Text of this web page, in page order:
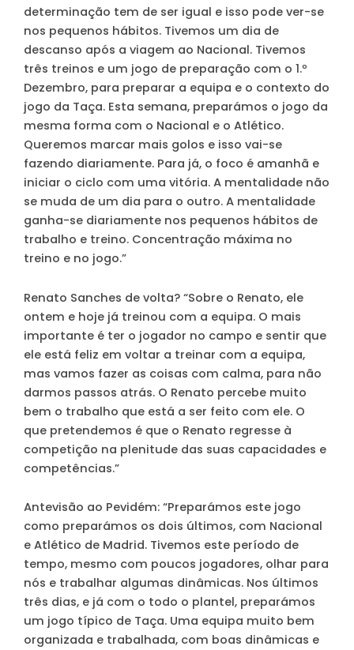
determinação tem de ser igual e isso pode ver-se
nos pequenos hábitos. Tivemos um dia de
descanso após a viagem ao Nacional. Tivemos
três treinos e um jogo de preparação com o 1.º
Dezembro, para preparar a equipa e o contexto do
jogo da Taça. Esta semana, preparámos o jogo da
mesma forma com o Nacional e o Atlético.
Queremos marcar mais golos e isso vai-se
fazendo diariamente. Para já, o foco é amanhã e
iniciar o ciclo com uma vitória. A mentalidade não
se muda de um dia para o outro. A mentalidade
ganha-se diariamente nos pequenos hábitos de
trabalho e treino. Concentração máxima no
treino e no jogo.”
Renato Sanches de volta? “Sobre o Renato, ele
ontem e hoje já treinou com a equipa. O mais
importante é ter o jogador no campo e sentir que
ele está feliz em voltar a treinar com a equipa,
mas vamos fazer as coisas com calma, para não
darmos passos atrás. O Renato percebe muito
bem o trabalho que está a ser feito com ele. O
que pretendemos é que o Renato regresse à
competição na plenitude das suas capacidades e
competências.”
Antevisão ao Pevidém: “Preparámos este jogo
como preparámos os dois últimos, com Nacional
e Atlético de Madrid. Tivemos este período de
tempo, mesmo com poucos jogadores, olhar para
nós e trabalhar algumas dinâmicas. Nos últimos
três dias, e já com o todo o plantel, preparámos
um jogo típico de Taça. Uma equipa muito bem
organizada e trabalhada, com boas dinâmicas e